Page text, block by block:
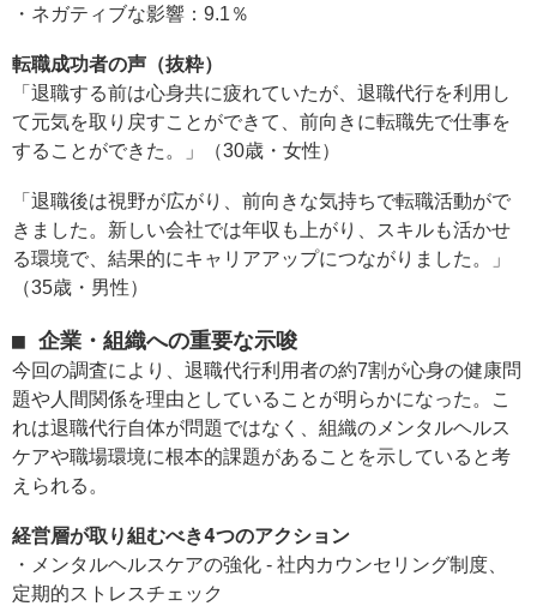
・ネガティブな影響：9.1％
転職成功者の声（抜粋）
「退職する前は心身共に疲れていたが、退職代行を利用し
て元気を取り戻すことができて、前向きに転職先で仕事を
することができた。」（30歳・女性）
「退職後は視野が広がり、前向きな気持ちで転職活動がで
きました。新しい会社では年収も上がり、スキルも活かせ
る環境で、結果的にキャリアアップにつながりました。」
（35歳・男性）
■ 企業・組織への重要な示唆
今回の調査により、退職代行利用者の約7割が心身の健康問
題や人間関係を理由としていることが明らかになった。こ
れは退職代行自体が問題ではなく、組織のメンタルヘルス
ケアや職場環境に根本的課題があることを示していると考
えられる。
経営層が取り組むべき4つのアクション
・メンタルヘルスケアの強化 - 社内カウンセリング制度、
定期的ストレスチェック